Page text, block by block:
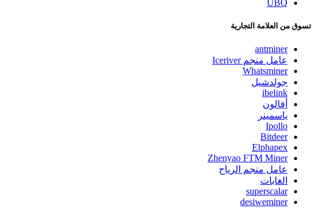
UBQ
تسوق من العلامة التجارية
antminer
عامل منجم Iceriver
Whatsminer
جولدشيل
ibelink
أفالون
ياسمينر
Ipollo
Bitdeer
Elphapex
Zhenyao FTM Miner
عامل منجم الرياح
الغابات
superscalar
desiweminer